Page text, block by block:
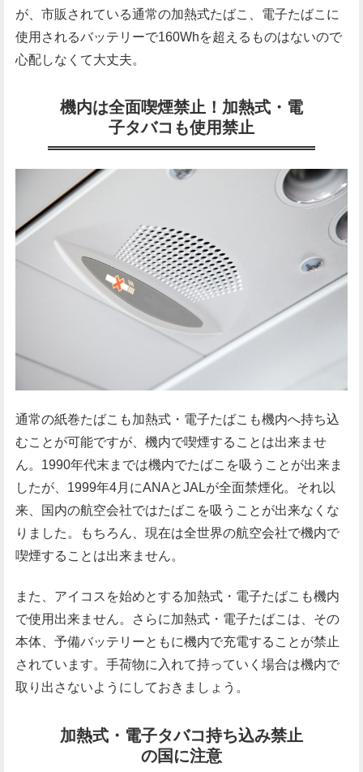
が、市販されている通常の加熱式たばこ、電子たばこに
使用されるバッテリーで160Whを超えるものはないので
心配しなくて大丈夫。
機内は全面喫煙禁止！加熱式・電
子タバコも使用禁止
通常の紙巻たばこも加熱式・電子たばこも機内へ持ち込
むことが可能ですが、機内で喫煙することは出来ませ
ん。1990年代末までは機内でたばこを吸うことが出来ま
したが、1999年4月にANAとJALが全面禁煙化。それ以
来、国内の航空会社ではたばこを吸うことが出来なくな
りました。もちろん、現在は全世界の航空会社で機内で
喫煙することは出来ません。
また、アイコスを始めとする加熱式・電子たばこも機内
で使用出来ません。さらに加熱式・電子たばこは、その
本体、予備バッテリーともに機内で充電することが禁止
されています。手荷物に入れて持っていく場合は機内で
取り出さないようにしておきましょう。
加熱式・電子タバコ持ち込み禁止
の国に注意